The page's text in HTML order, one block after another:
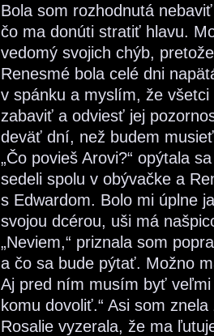
Bola som rozhodnutá
čo ma donúti stratiť hlavu.
vedomý svojich chýb,
Renesmé bola celé dni
v spánku a myslím, že
zabaviť a odviesť jej
deväť dní, než budem
„Čo povieš Arovi?“ opýtala
sedeli spolu v obývačke a
s Edwardom. Bolo mi úplne
svojou dcérou, uši má
„Neviem,“ priznala som
a čo sa bude pýtať. Možno
Aj pred ním musím byť
komu dovoliť.“ Asi som
Rosalie vyzerala, že ma